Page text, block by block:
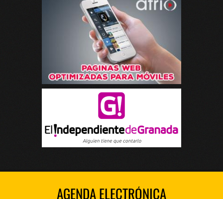
AGENDA ELECTRÓNICA